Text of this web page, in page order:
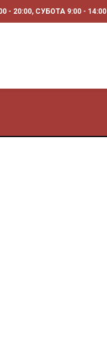
- 20:00, СУБОТА 9:00 - 14:00